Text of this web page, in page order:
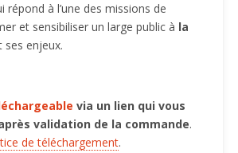
répond à l’une des missions de
et sensibiliser un large public à la
ses enjeux.
via un lien qui vous
validation de la commande.
de téléchargement.